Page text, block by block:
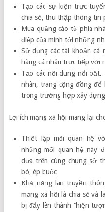
Tạo các sự kiện trực
chia sẻ, thu thập thông tin
Mua quảng cáo từ phía
điệp của mình tới những
Sử dụng các tài khoản cá
hàng cá nhân trực tiếp với
Tạo các nội dung nổi bật,
nhân, trang cộng đồng
trong trường hợp xây
Lợi ích mạng xã hội mang lại
Thiết lập mối quan hệ
những mối quan hệ này
dựa trên cùng chung sở
bó, ép buộc
Khả năng lan truyền
mạng xã hội là chia sẻ và
bị đẩy lên thành “hiện